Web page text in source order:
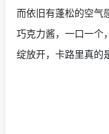
而依旧有蓬松的空气
巧克力酱，一口一个
绽放开，卡路里真的